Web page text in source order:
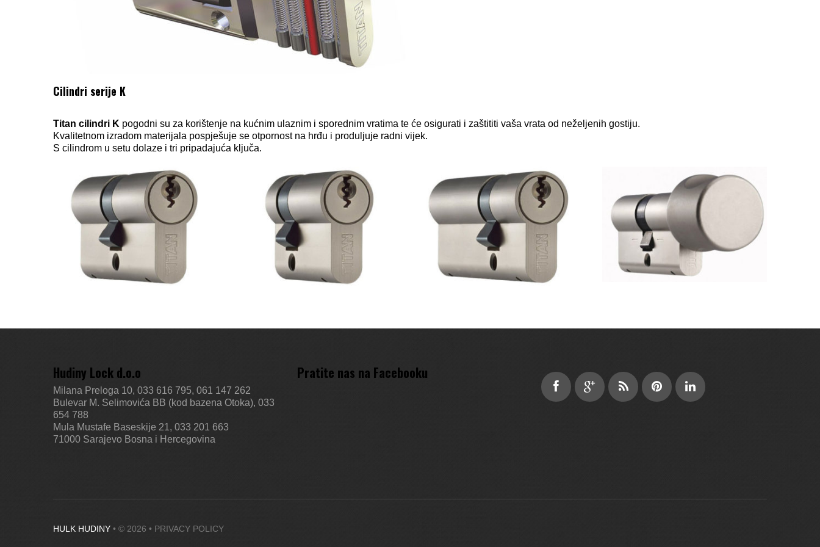
Cilindri serije K
Titan cilindri K pogodni su za korištenje na kućnim ulaznim i sporednim vratima te će osigurati i zaštititi vaša vrata od neželjenih gostiju.
Kvalitetnom izradom materijala pospješuje se otpornost na hrđu i produljuje radni vijek.
S cilindrom u setu dolaze i tri pripadajuća ključa.
Hudiny Lock d.o.o
Milana Preloga 10, 033 616 795, 061 147 262
Bulevar M. Selimovića BB (kod bazena Otoka), 033
654 788
Mula Mustafe Baseskije 21, 033 201 663
71000 Sarajevo Bosna i Hercegovina
Pratite nas na Facebooku
HULK HUDINY • © 2026 • PRIVACY POLICY